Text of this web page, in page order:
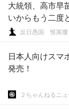
大統領、高市早
いからもう二度
らの謝罪をしろ」
反日愚国 恨寓瘻
日本人向けスマ
発売！
２ちゃんねるニ